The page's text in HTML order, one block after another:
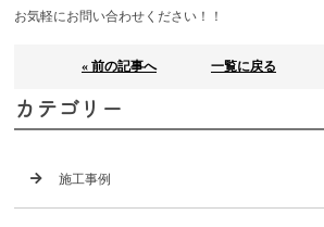
お気軽にお問い合わせください！！
« 前の記事へ 一覧に戻る
カテゴリー
施工事例